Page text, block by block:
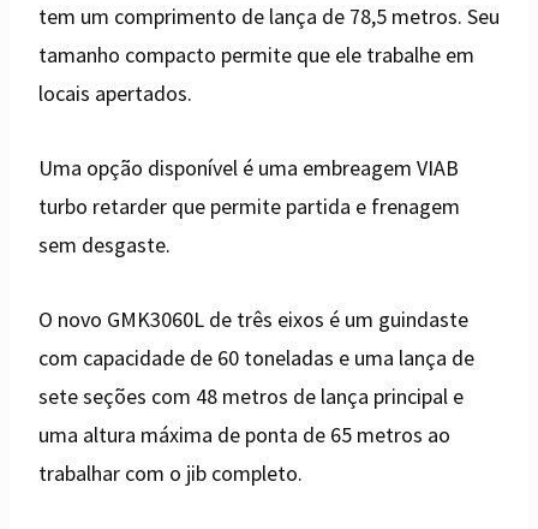
tem um comprimento de lança de 78,5 metros. Seu
tamanho compacto permite que ele trabalhe em
locais apertados.
Uma opção disponível é uma embreagem VIAB
turbo retarder que permite partida e frenagem
sem desgaste.
O novo GMK3060L de três eixos é um guindaste
com capacidade de 60 toneladas e uma lança de
sete seções com 48 metros de lança principal e
uma altura máxima de ponta de 65 metros ao
trabalhar com o jib completo.